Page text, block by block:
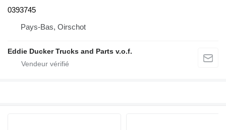
0393745
Pays-Bas, Oirschot
Eddie Ducker Trucks and Parts v.o.f.